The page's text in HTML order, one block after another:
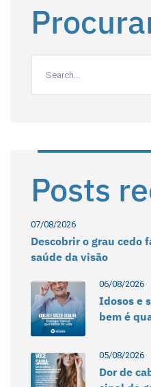
Posts
07/08/2026
Descobrir o grau cedo
saúde da visão
06/08/2026
Idosos e
bem é
05/08/2026
Dor de